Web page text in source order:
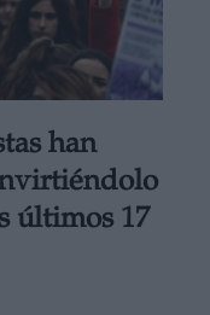
han
últimos 17